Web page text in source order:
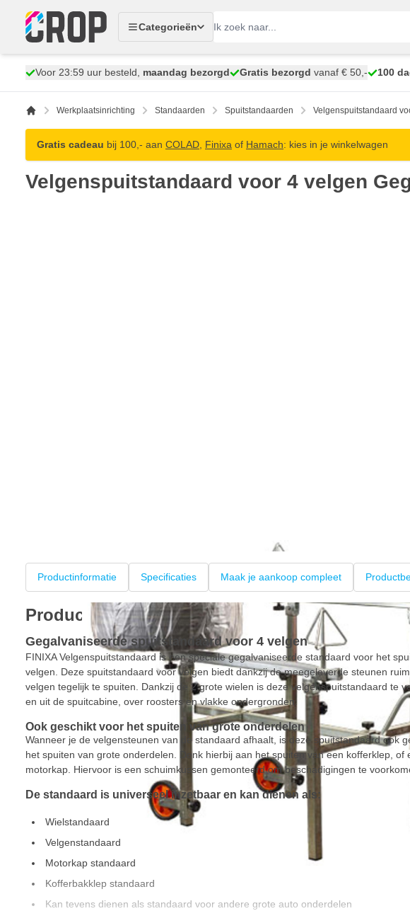
Categorieën
Voor 23:59 uur besteld, maandag bezorgd Gratis bezorgd vanaf € 50,- 100
Werkplaatsinrichting Standaarden Spuitstandaarden Velgenspuitstandaard
Gratis cadeau bij 100,- aan COLAD Finixa of Hamach: kies in je winkelwagen
Velgenspuitstandaard voor 4 velgen
Productinformatie Specificaties Maak je aankoop compleet
Productinformatie
Gegalvaniseerde spuitstandaard voor 4 velgen
FINIXA Velgenspuitstandaard is een speciale gegalvaniseerde standaard voor het
velgen. Deze spuitstandaard voor velgen biedt dankzij de meegeleverde steunen
velgen tegelijk te spuiten. Dankzij de 2 grote wielen is deze velgenspuitstandaard te
en uit de spuitcabine, over roosters en vlakke ondergronden.
Ook geschikt voor het spuiten van grote onderdelen
Wanneer je de velgensteunen van de standaard afhaalt, is deze spuitstandaard ook
het spuiten van grote onderdelen. Denk hierbij aan het spuiten van een kofferklep, of
motorkap. Hiervoor is een schuimkussen gemonteerd om beschadigingen te
De standaard is universeel inzetbaar en kan dienen als:
Wielstandaard
Velgenstandaard
Motorkap standaard
Kofferbakklep standaard
Kan tevens dienen als standaard voor andere grote auto onderdelen